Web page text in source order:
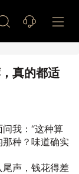
真的都适
我：“这种算
种？味道确实
声，钱花得差